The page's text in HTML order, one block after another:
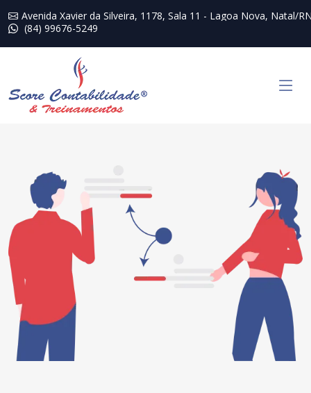
Avenida Xavier da Silveira, 1178, Sala 11 - Lagoa Nova, Natal/
(84) 99676-5249